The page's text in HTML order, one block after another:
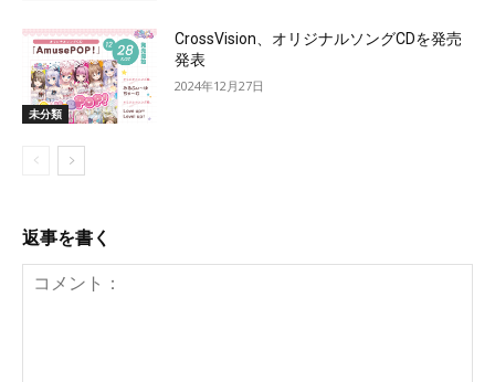
未分類
CrossVision、オリジナルソングCDを発売
発表
2024年12月27日
返事を書く